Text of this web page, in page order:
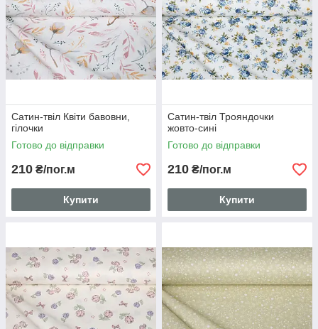
Сатин-твіл Квіти бавовни,
гілочки
Готово до відправки
210 ₴/пог.м
Купити
Сатин-твіл Трояндочки
жовто-сині
Готово до відправки
210 ₴/пог.м
Купити